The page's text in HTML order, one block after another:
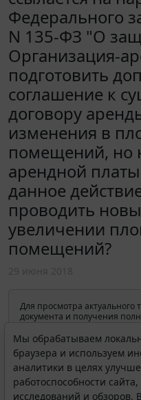
Федерального
N 135-ФЗ "О
Организация-
подготовить
соглашение к
договору
изменения в
помещений, но
арендной
данное
проводить
увеличении
помещений?
Для просмотра актуального
документа и получения
изменениях и порядке
документа, воспользуйтесь
Интернет-версии системы
Мы обрабатываем
браузера и используем
аналитики в целях
работоспособности
исследований и обзоров.